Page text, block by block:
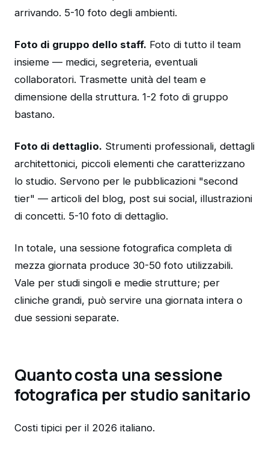
arrivando. 5-10 foto degli ambienti.
Foto di gruppo dello staff. Foto di tutto il team
insieme — medici, segreteria, eventuali
collaboratori. Trasmette unità del team e
dimensione della struttura. 1-2 foto di gruppo
bastano.
Foto di dettaglio. Strumenti professionali, dettagli
architettonici, piccoli elementi che caratterizzano
lo studio. Servono per le pubblicazioni "second
tier" — articoli del blog, post sui social, illustrazioni
di concetti. 5-10 foto di dettaglio.
In totale, una sessione fotografica completa di
mezza giornata produce 30-50 foto utilizzabili.
Vale per studi singoli e medie strutture; per
cliniche grandi, può servire una giornata intera o
due sessioni separate.
Quanto costa una sessione
fotografica per studio sanitario
Costi tipici per il 2026 italiano.